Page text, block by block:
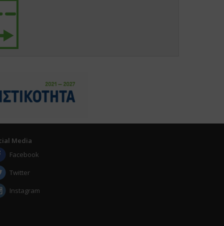
Media
Facebook
Twitter
Instagram